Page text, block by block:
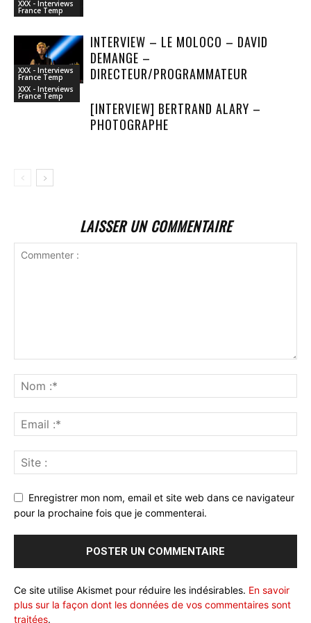
XXX - Interviews
France Temp
XXX - Interviews
France Temp
INTERVIEW – LE MOLOCO – DAVID
DEMANGE –
DIRECTEUR/PROGRAMMATEUR
XXX - Interviews
France Temp
[INTERVIEW] BERTRAND ALARY –
PHOTOGRAPHE
LAISSER UN COMMENTAIRE
Enregistrer mon nom, email et site web dans ce navigateur
pour la prochaine fois que je commenterai.
Ce site utilise Akismet pour réduire les indésirables. En savoir
plus sur la façon dont les données de vos commentaires sont
traitées.